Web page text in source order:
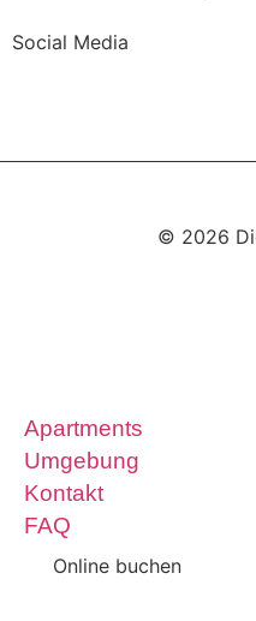
Social Media
© 2026
Apartments
Umgebung
Kontakt
FAQ
Online buchen